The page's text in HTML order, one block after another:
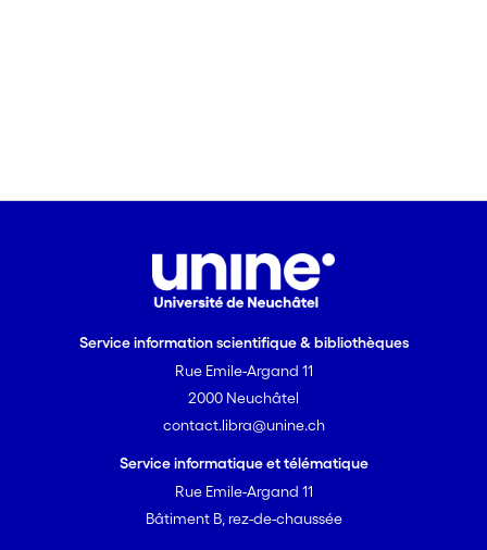
Service information scientifique & bibliothèques
Rue Emile-Argand 11
2000 Neuchâtel
contact.libra@unine.ch
Service informatique et télématique
Rue Emile-Argand 11
Bâtiment B, rez-de-chaussée